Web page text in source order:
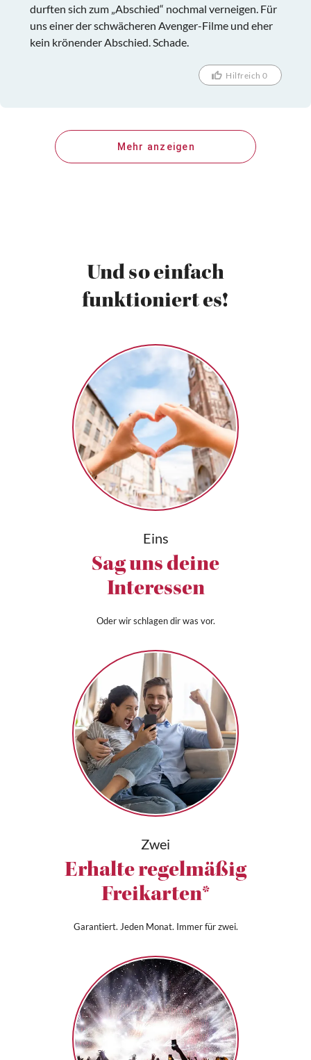
durften sich zum „Abschied“ nochmal verneigen. Für
uns einer der schwächeren Avenger-Filme und eher
kein krönender Abschied. Schade.
Hilfreich 0
Mehr anzeigen
Und so einfach
funktioniert es!
Eins
Sag uns deine
Interessen
Oder wir schlagen dir was vor.
Zwei
Erhalte regelmäßig
Freikarten*
Garantiert. Jeden Monat. Immer für zwei.